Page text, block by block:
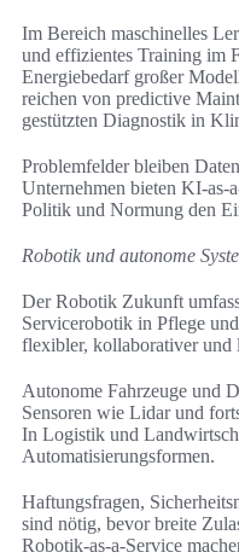
Im Bereich maschinelles
und effizientes Training im
Energiebedarf großer
reichen von predictive
gestützten Diagnostik in
Problemfelder bleiben
Unternehmen bieten KI-as-
Politik und Normung den
Robotik und autonome
Der Robotik Zukunft
Servicerobotik in Pflege
flexibler, kollaborativer und
Autonome Fahrzeuge und
Sensoren wie Lidar und
In Logistik und
Automatisierungsformen.
Haftungsfragen,
sind nötig, bevor breite
Robotik-as-a-Service